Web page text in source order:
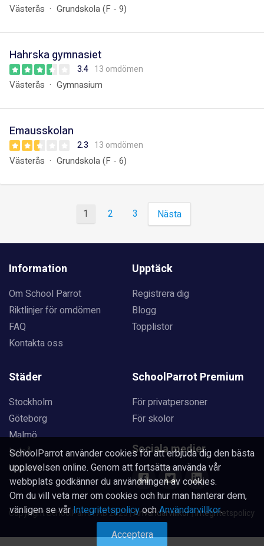
Västerås Grundskola (F - 9)
Hahrska gymnasiet
3.4 13 omdömen
Västerås Gymnasium
Emausskolan
2.3 13 omdömen
Västerås Grundskola (F - 6)
1 2 3 Nästa
Information
Om School Parrot
Riktlinjer för omdömen
FAQ
Kontakta oss
Upptäck
Registrera dig
Blogg
Topplistor
Städer
Stockholm
Göteborg
Malmö
Luleå
Uppsala
SchoolParrot Premium
För privatpersoner
För skolor
Sociala medier
Copyright SchoolParrot AB 2023|Användarvillkor|Integritetspolicy
SchoolParrot använder cookies för att erbjuda dig den bästa
upplevelsen online. Genom att fortsätta använda vår
webbplats godkänner du användningen av cookies.
Om du vill veta mer om cookies och hur man hanterar dem,
vänligen se vårIntegritetspolicyochAnvändarvillkor.
Acceptera